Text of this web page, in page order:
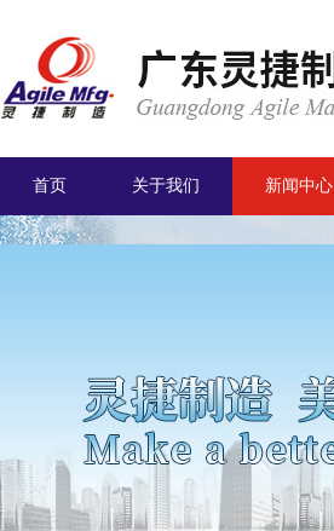
首页 关于我们 新闻中心